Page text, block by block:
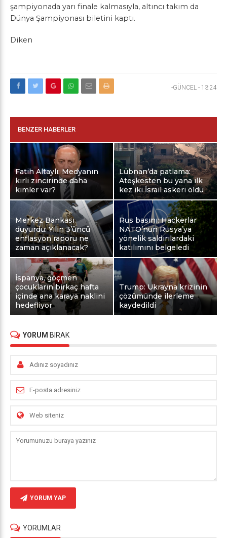
şampiyonada yarı finale kalmasıyla, altıncı takım da
Dünya Şampiyonası biletini kaptı.
Diken
-GÜNCEL - 13:24
BENZER HABERLER
Fatih Altaylı: Medyanın
kirli zincirinde daha
kimler var?
Lübnan’da patlama:
Ateşkesten bu yana ilk
kez iki İsrail askeri öldü
Merkez Bankası
duyurdu: Yılın 3’üncü
enflasyon raporu ne
zaman açıklanacak?
Rus basını: Hackerlar
NATO’nun Rusya’ya
yönelik saldırılardaki
katılımını belgeledi
İspanya, göçmen
çocukların birkaç hafta
içinde ana karaya naklini
hedefliyor
Trump: Ukrayna krizinin
çözümünde ilerleme
kaydedildi
YORUM BIRAK
YORUM YAP
YORUMLAR